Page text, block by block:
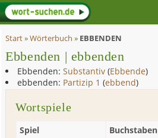
Start»Wörterbuch » EBBENDEN
Ebbenden | ebbenden
Ebbenden: Substantiv (Ebbende)
ebbenden: Partizip 1 (ebbend)
Wortspiele
Spiel Buchstaben